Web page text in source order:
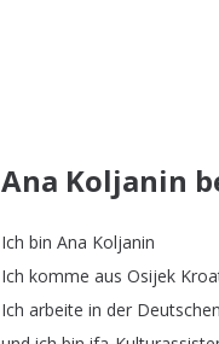
Ana Koljanin
Ich bin Ana Koljanin
Ich komme aus Osijek
Ich arbeite in der Deutschen